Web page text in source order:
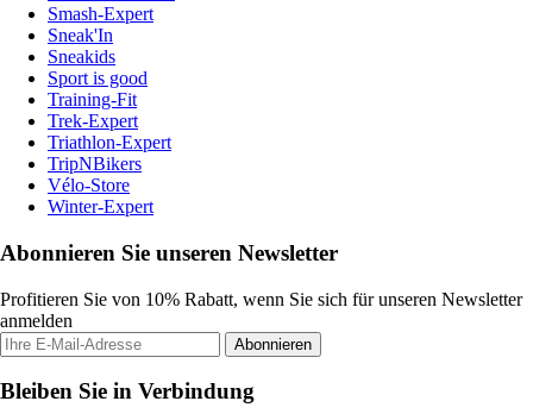
Smash-Expert
Sneak'In
Sneakids
Sport is good
Training-Fit
Trek-Expert
Triathlon-Expert
TripNBikers
Vélo-Store
Winter-Expert
Abonnieren Sie unseren Newsletter
Profitieren Sie von 10% Rabatt, wenn Sie sich für unseren Newsletter
anmelden
Abonnieren
Bleiben Sie in Verbindung